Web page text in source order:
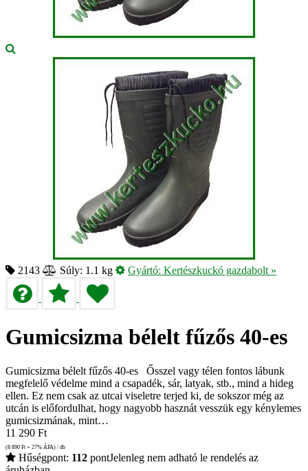
2143 Súly: 1.1 kg Gyártó: Kertészkuckó gazdabolt »
Gumicsizma bélelt fűzős 40-es
Gumicsizma bélelt fűzős 40-es Ősszel vagy télen fontos lábunk
megfelelő védelme mind a csapadék, sár, latyak, stb., mind a hideg
ellen. Ez nem csak az utcai viseletre terjed ki, de sokszor még az
utcán is előfordulhat, hogy nagyobb hasznát vesszük egy kénylemes
gumicsizmának, mint…
11 290 Ft
(8 890 Ft + 27% ÁFA) / db
Hűségpont: 112 pontJelenleg nem adható le rendelés az